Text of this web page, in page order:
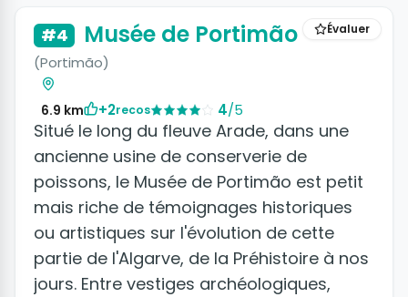
Évaluer
#4 Musée de Portimão
(Portimão)
6.9 km +2recos 4/5
Situé le long du fleuve Arade, dans une
ancienne usine de conserverie de
poissons, le Musée de Portimão est petit
mais riche de témoignages historiques
ou artistiques sur l'évolution de cette
partie de l'Algarve, de la Préhistoire à nos
jours. Entre vestiges archéologiques,